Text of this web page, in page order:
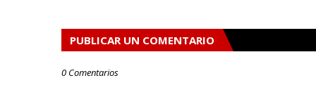
PUBLICAR UN COMENTARIO
0 Comentarios